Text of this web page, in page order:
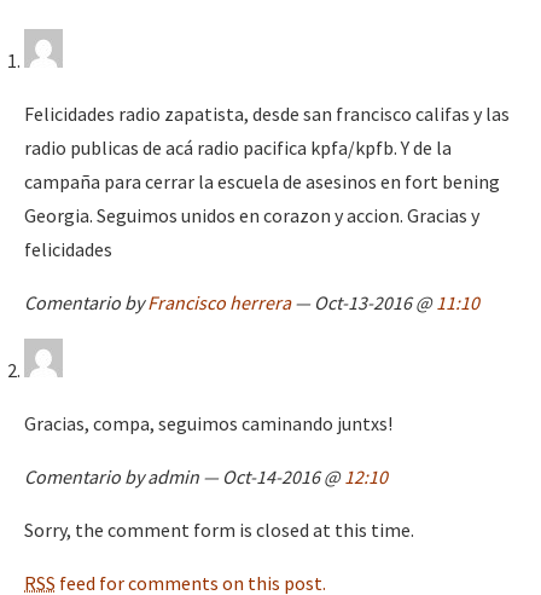
Felicidades radio zapatista, desde san francisco califas y las
radio publicas de acá radio pacifica kpfa/kpfb. Y de la
campaña para cerrar la escuela de asesinos en fort bening
Georgia. Seguimos unidos en corazon y accion. Gracias y
felicidades
Comentario byFrancisco herrera— Oct-13-2016 @ 11:10
Gracias, compa, seguimos caminando juntxs!
Comentario by admin — Oct-14-2016 @ 12:10
Sorry, the comment form is closed at this time.
RSS feed for comments on this post.